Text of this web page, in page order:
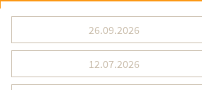
26.09.2026
12.07.2026